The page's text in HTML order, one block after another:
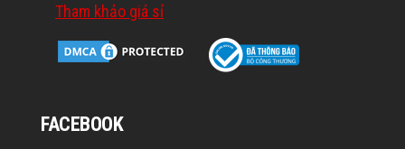
Tham khảo giá sỉ
FACEBOOK